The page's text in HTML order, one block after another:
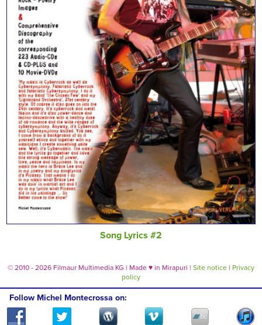
Song Lyrics #2
© 2010 - 2026 Filmaur Multimedia KG | Made ♥ in Mirapuri | Site notice | Privacy
policy
Follow Michel Montecrossa on: